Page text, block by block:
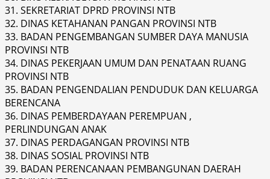
31. SEKRETARIAT DPRD PROVINSI NTB
32. DINAS KETAHANAN PANGAN PROVINSI NTB
33. BADAN PENGEMBANGAN SUMBER DAYA MANUSIA
PROVINSI NTB
34. DINAS PEKERJAAN UMUM DAN PENATAAN RUANG
PROVINSI NTB
35. BADAN PENGENDALIAN PENDUDUK DAN KELUARGA
BERENCANA
36. DINAS PEMBERDAYAAN PEREMPUAN ,
PERLINDUNGAN ANAK
37. DINAS PERDAGANGAN PROVINSI NTB
38. DINAS SOSIAL PROVINSI NTB
39. BADAN PERENCANAAN PEMBANGUNAN DAERAH